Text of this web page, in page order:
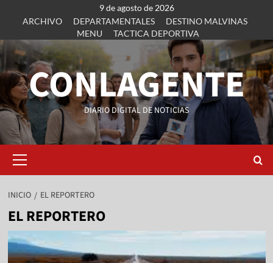
9 de agosto de 2026
ARCHIVO
DEPARTAMENTALES
DESTINO MALVINAS
MENU
TACTICA DEPORTIVA
CONLAGENTE
DIARIO DIGITAL DE NOTICIAS
INICIO EL REPORTERO
EL REPORTERO